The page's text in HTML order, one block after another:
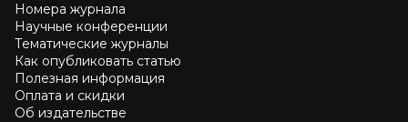
Номера журнала
Научные конференции
Тематические журналы
Как опубликовать статью
Полезная информация
Оплата и скидки
Об издательстве